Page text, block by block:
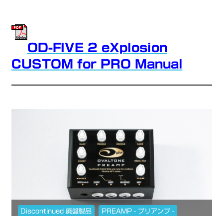
OD-FIVE 2 eXplosion
CUSTOM for PRO Manual
Discontinued 廃盤製品 PREAMP - プリアンプ -